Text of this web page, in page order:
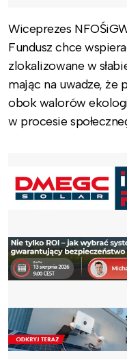
Wiceprezes
Fundusz chce
zlokalizowane w
mając na uwadze, że
obok walorów
w procesie